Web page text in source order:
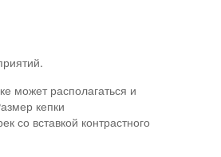
может располагаться и
кепки
со вставкой контрастного